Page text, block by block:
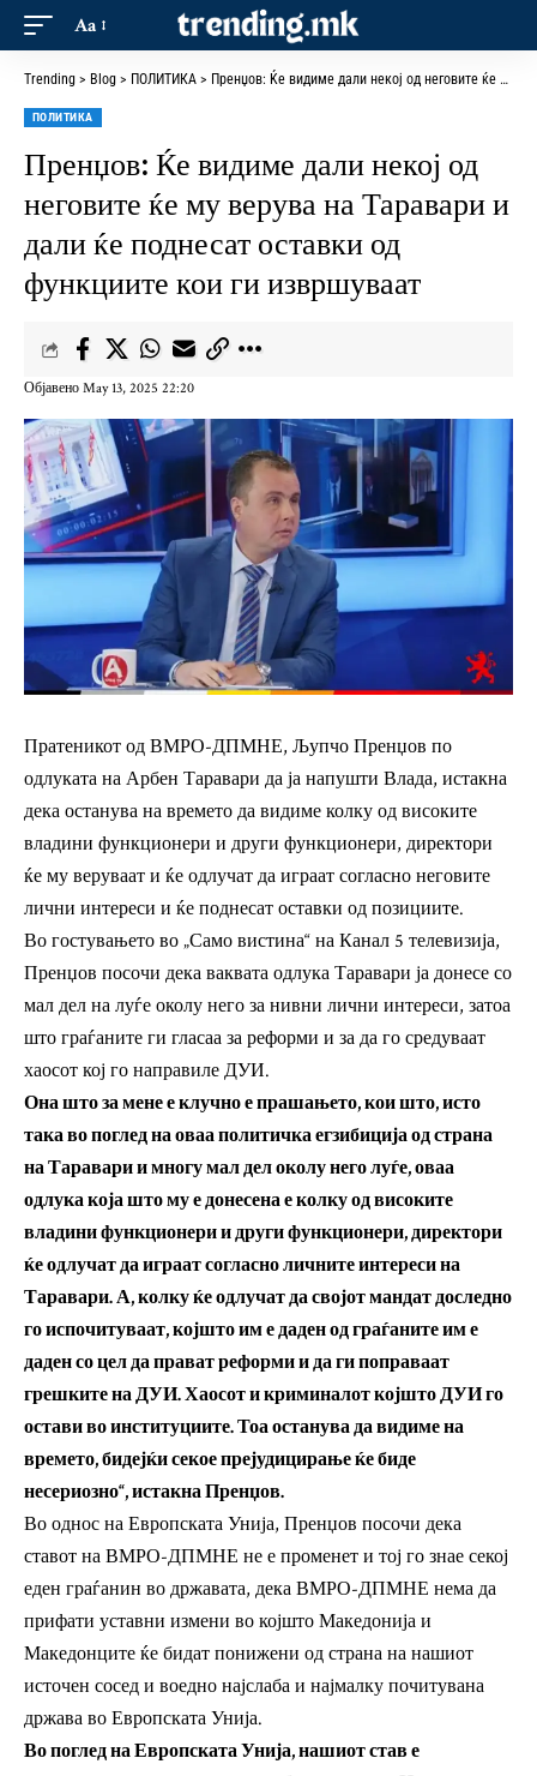
Aa
Trending > Blog > ПОЛИТИКА > Пренџов: Ќе видиме дали некој од неговите ќе му верува на Таравари и дали ќе поднесат оставки од функциите кои ги извршуваат
ПОЛИТИКА
Пренџов: Ќе видиме дали некој од
неговите ќе му верува на Таравари и
дали ќе поднесат оставки од
функциите кои ги извршуваат
Објавено May 13, 2025 22:20
Пратеникот од ВМРО-ДПМНЕ, Љупчо Пренџов по
одлуката на Арбен Таравари да ја напушти Влада, истакна
дека останува на времето да видиме колку од високите
владини функционери и други функционери, директори
ќе му веруваат и ќе одлучат да играат согласно неговите
лични интереси и ќе поднесат оставки од позициите.
Во гостувањето во „Само вистина“ на Канал 5 телевизија,
Пренџов посочи дека ваквата одлука Таравари ја донесе со
мал дел на луѓе околу него за нивни лични интереси, затоа
што граѓаните ги гласаа за реформи и за да го средуваат
хаосот кој го направиле ДУИ.
Она што за мене е клучно е прашањето, кои што, исто
така во поглед на оваа политичка егзибиција од страна
на Таравари и многу мал дел околу него луѓе, оваа
одлука која што му е донесена е колку од високите
владини функционери и други функционери, директори
ќе одлучат да играат согласно личните интереси на
Таравари. А, колку ќе одлучат да својот мандат доследно
го испочитуваат, којшто им е даден од граѓаните им е
даден со цел да прават реформи и да ги поправаат
грешките на ДУИ. Хаосот и криминалот којшто ДУИ го
остави во институциите. Тоа останува да видиме на
времето, бидејќи секое прејудицирање ќе биде
несериозно“, истакна Пренџов.
Во однос на Европската Унија, Пренџов посочи дека
ставот на ВМРО-ДПМНЕ не е променет и тој го знае секој
еден граѓанин во државата, дека ВМРО-ДПМНЕ нема да
прифати уставни измени во којшто Македонија и
Македонците ќе бидат понижени од страна на нашиот
источен сосед и воедно најслаба и најмалку почитувана
држава во Европската Унија.
Во поглед на Европската Унија, нашиот став е